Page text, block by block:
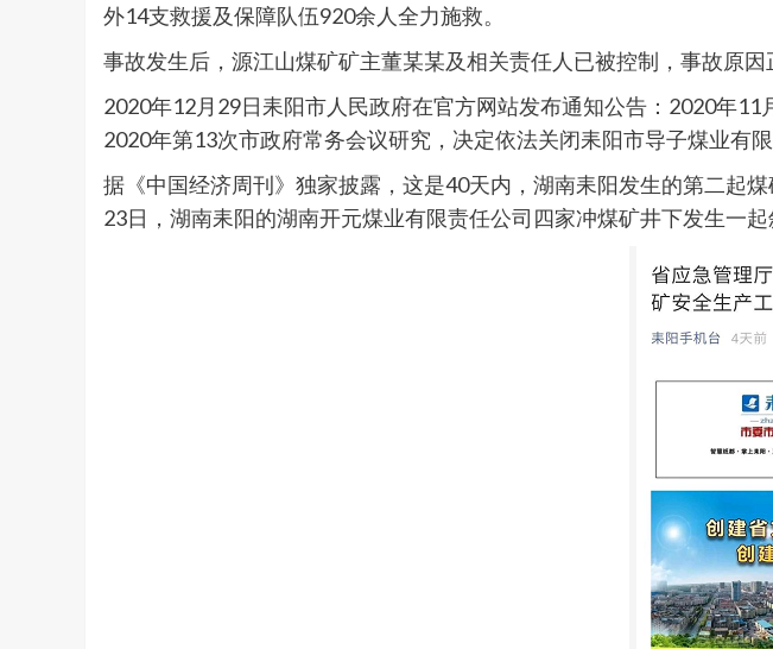
外14支救援及保障队伍920余人全力施救。
事故发生后，源江山煤矿矿主董某某及相关责任人已被控制，事故原因
2020年12月29日耒阳市人民政府在官方网站发布通知公告：2020年
2020年第13次市政府常务会议研究，决定依法关闭耒阳市导子煤业有限
据《中国经济周刊》独家披露，这是40天内，湖南耒阳发生的第二起
23日，湖南耒阳的湖南开元煤业有限责任公司四家冲煤矿井下发生一